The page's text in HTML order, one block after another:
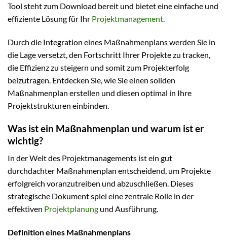
Tool steht zum Download bereit und bietet eine einfache und
effiziente Lösung für Ihr Projektmanagement.
Durch die Integration eines Maßnahmenplans werden Sie in
die Lage versetzt, den Fortschritt Ihrer Projekte zu tracken,
die Effizienz zu steigern und somit zum Projekterfolg
beizutragen. Entdecken Sie, wie Sie einen soliden
Maßnahmenplan erstellen und diesen optimal in Ihre
Projektstrukturen einbinden.
Was ist ein Maßnahmenplan und warum ist er
wichtig?
In der Welt des Projektmanagements ist ein gut
durchdachter Maßnahmenplan entscheidend, um Projekte
erfolgreich voranzutreiben und abzuschließen. Dieses
strategische Dokument spiel eine zentrale Rolle in der
effektiven Projektplanung und Ausführung.
Definition eines Maßnahmenplans